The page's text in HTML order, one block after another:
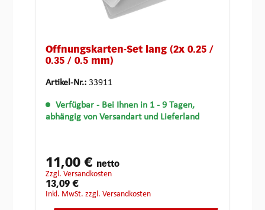
Öffnungskarten-Set lang (2x 0.25 /
0.35 / 0.5 mm)
Artikel-Nr.: 33911
Verfügbar - Bei Ihnen in 1 - 9 Tagen,
abhängig von Versandart und Lieferland
11,00 € netto
zzgl. Versandkosten
13,09 €
inkl. MwSt. zzgl. Versandkosten